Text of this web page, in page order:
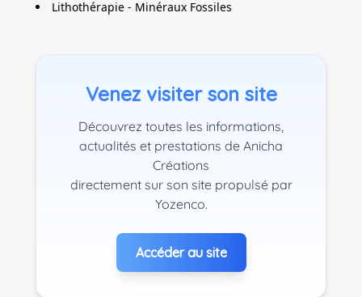
Lithothérapie - Minéraux Fossiles
Venez visiter son site
Découvrez toutes les informations,
actualités et prestations de Anicha
Créations
directement sur son site propulsé par
Yozenco.
Accéder au site